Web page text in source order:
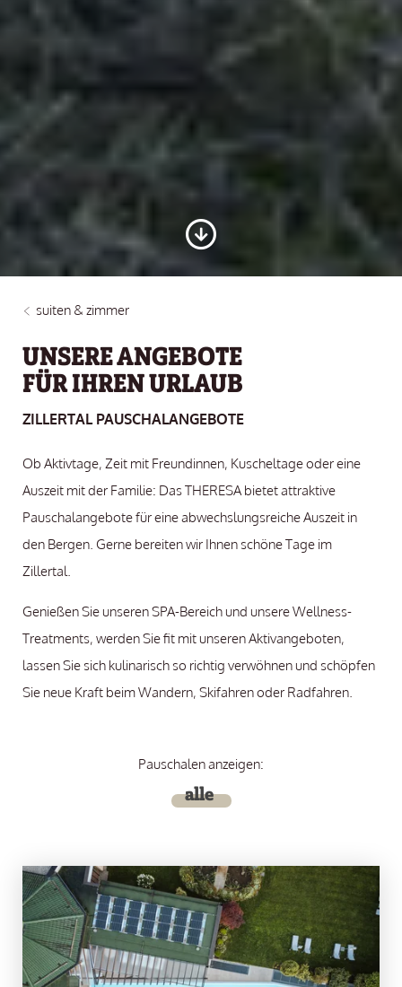
suiten & zimmer
UNSERE ANGEBOTE
FÜR IHREN URLAUB
ZILLERTAL PAUSCHALANGEBOTE
Ob Aktivtage, Zeit mit Freundinnen, Kuscheltage oder eine
Auszeit mit der Familie: Das THERESA bietet attraktive
Pauschalangebote für eine abwechslungsreiche Auszeit in
den Bergen. Gerne bereiten wir Ihnen schöne Tage im
Zillertal.
Genießen Sie unseren SPA-Bereich und unsere Wellness-
Treatments, werden Sie fit mit unseren Aktivangeboten,
lassen Sie sich kulinarisch so richtig verwöhnen und schöpfen
Sie neue Kraft beim Wandern, Skifahren oder Radfahren.
Pauschalen anzeigen:
alle